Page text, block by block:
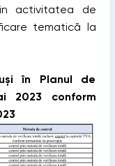
activitatea de
tematică la
în Planul de
2023 conform